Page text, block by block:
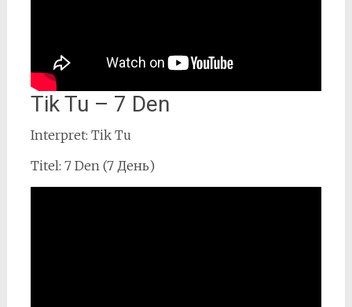
Tik Tu – 7 Den
Interpret: Tik Tu
Titel: 7 Den (7 День)